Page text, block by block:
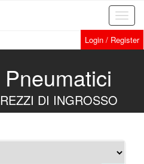
Login / Register
DI INGROSSO